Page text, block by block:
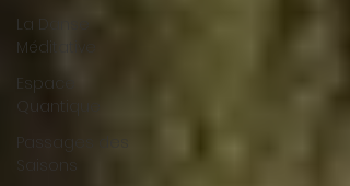
La Danse
Méditative
Espace
Quantique
Passages des
Saisons